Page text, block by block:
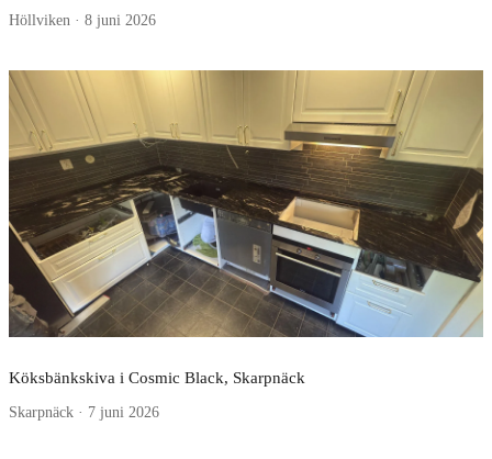
Höllviken · 8 juni 2026
Köksbänkskiva i Cosmic Black, Skarpnäck
Skarpnäck · 7 juni 2026